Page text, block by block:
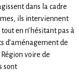
dans la cadre
ils interviennent
en n’hésitant pas à
d’aménagement de
voire de
sont